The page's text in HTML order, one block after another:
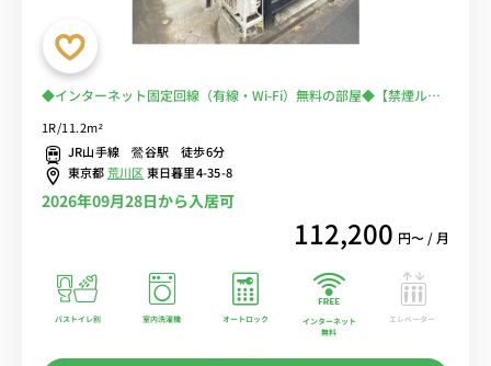
◆インターネット固定回線（有線・Wi-Fi）無料の部屋◆【禁煙ルー
可♪安心のオートロック完備♪人気のバストイレ別♪■JR線・京急
本線の利用が可能/東京・秋葉原・新宿まで乗換なし
1R/11.2m²
JR山手線 鶯谷駅 徒歩6分
東京都荒川区東日暮里4-35-8
2026年09月28日から入居可
112,200 円〜 / 月
バストイレ別 室内洗濯機 オートロック
インターネット
無料
エレベーター